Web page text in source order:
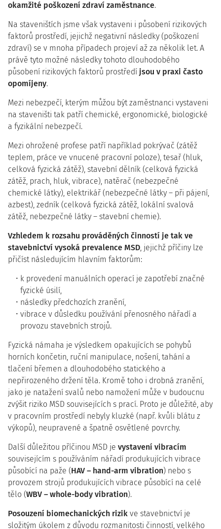
okamžité poškození zdraví zaměstnance.
Na staveništích jsme však vystaveni i působení rizikových
faktorů prostředí, jejichž negativní následky (poškození
zdraví) se v mnoha případech projeví až za několik let. A
právě tyto možné následky tohoto dlouhodobého
působení rizikových faktorů prostředí jsou v praxi často
opomíjeny.
Mezi nebezpečí, kterým můžou být zaměstnanci vystaveni
na staveništi tak patří chemické, ergonomické, biologické
a fyzikální nebezpečí.
Mezi ohrožené profese patří například pokrývač (zátěž
teplem, práce ve vnucené pracovní poloze), tesař (hluk,
celková fyzická zátěž), stavební dělník (celková fyzická
zátěž, prach, hluk, vibrace), natěrač (nebezpečné
chemické látky), elektrikář (nebezpečné látky – při pájení,
azbest), zedník (celková fyzická zátěž, lokální svalová
zátěž, nebezpečné látky – stavební chemie).
Vzhledem k rozsahu prováděných činností je tak ve
stavebnictví vysoká prevalence MSD, jejichž příčiny lze
přičíst následujícím hlavním faktorům:
k provedení manuálních operací je zapotřebí značné
fyzické úsilí,
následky předchozích zranění,
vibrace v důsledku používání přenosného nářadí a
provozu stavebních strojů.
Fyzická námaha je výsledkem opakujících se pohybů
horních končetin, ruční manipulace, nošení, tahání a
tlačení břemen a dlouhodobého statického a
nepřirozeného držení těla. Kromě toho i drobná zranění,
jako je natažení svalů nebo namožení může v budoucnu
zvýšit riziko MSD souvisejících s prací. Proto je důležité, aby
v pracovním prostředí nebyly kluzké (např. kvůli blátu z
výkopů), neupravené a špatně osvětlené povrchy.
Další důležitou příčinou MSD je vystavení vibracím
souvisejícím s používáním nářadí produkujících vibrace
působící na paže (HAV – hand-arm vibration) nebo s
provozem strojů produkujících vibrace působící na celé
tělo (WBV – whole-body vibration).
Posouzení biomechanických rizik ve stavebnictví je
složitým úkolem z důvodu rozmanitosti činností, velkého